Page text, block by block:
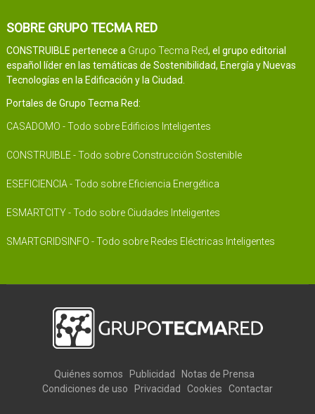
SOBRE GRUPO TECMA RED
CONSTRUIBLE pertenece a Grupo Tecma Red, el grupo editorial
español líder en las temáticas de Sostenibilidad, Energía y Nuevas
Tecnologías en la Edificación y la Ciudad.
Portales de Grupo Tecma Red:
CASADOMO - Todo sobre Edificios Inteligentes
CONSTRUIBLE - Todo sobre Construcción Sostenible
ESEFICIENCIA - Todo sobre Eficiencia Energética
ESMARTCITY - Todo sobre Ciudades Inteligentes
SMARTGRIDSINFO - Todo sobre Redes Eléctricas Inteligentes
Quiénes somos Publicidad
Notas de Prensa
Condiciones de uso
Privacidad Cookies Contactar